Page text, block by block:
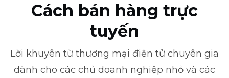
Cách bán hàng trực
tuyến
Lời khuyên từ thương mại điện tử chuyên gia
dành cho các chủ doanh nghiệp nhỏ và các